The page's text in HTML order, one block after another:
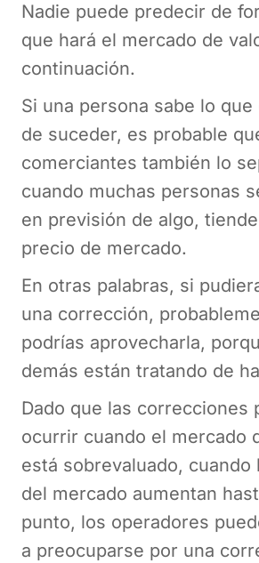
Nadie puede predecir de
que hará el mercado de
continuación.
Si una persona sabe lo
de suceder, es probable
comerciantes también lo
cuando muchas personas
en previsión de algo,
precio de mercado.
En otras palabras, si
una corrección,
podrías aprovecharla,
demás están tratando de
Dado que las correcciones
ocurrir cuando el mercado
está sobrevaluado, cuando
del mercado aumentan
punto, los operadores
a preocuparse por una